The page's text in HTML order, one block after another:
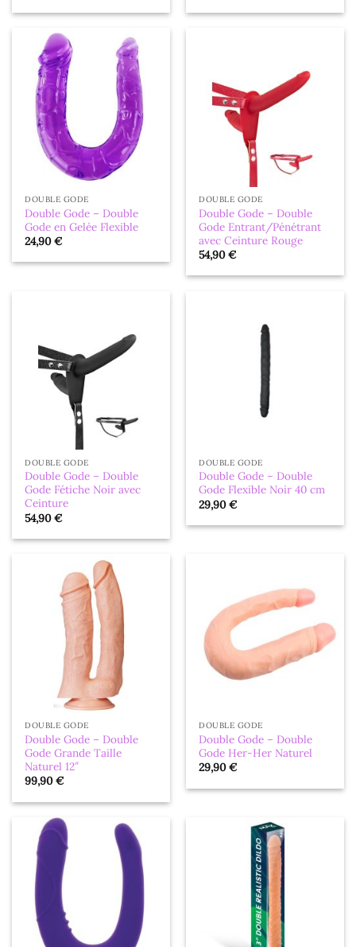
DOUBLE GODE
Double Gode – Double
Gode en Gelée Flexible
24,90€
DOUBLE GODE
Double Gode – Double
Gode Entrant/Pénétrant
avec Ceinture Rouge
54,90€
DOUBLE GODE
Double Gode – Double
Gode Fétiche Noir avec
Ceinture
54,90€
DOUBLE GODE
Double Gode – Double
Gode Flexible Noir 40 cm
29,90€
DOUBLE GODE
Double Gode – Double
Gode Grande Taille
Naturel 12″
99,90€
DOUBLE GODE
Double Gode – Double
Gode Her-Her Naturel
29,90€